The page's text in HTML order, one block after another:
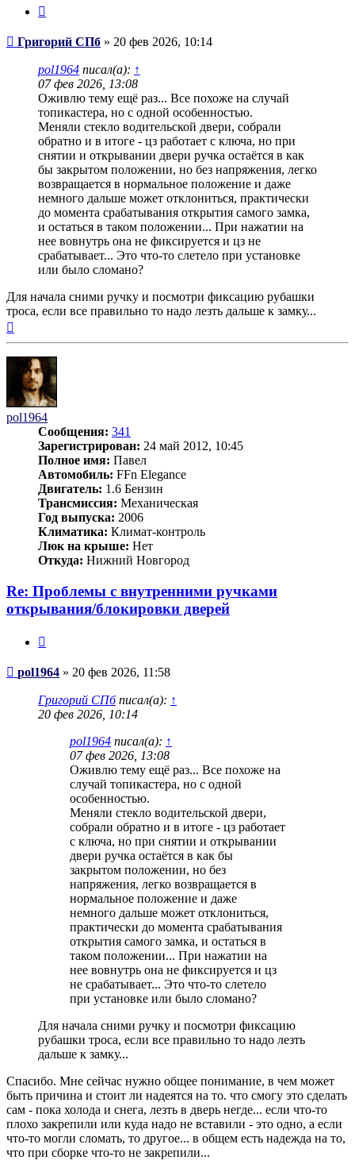
Сообщение
Григорий СПб » 20 фев 2026, 10:14
pol1964 писал(а): ↑
07 фев 2026, 13:08
Оживлю тему ещё раз... Все похоже на случай
топикастера, но с одной особенностью.
Меняли стекло водительской двери, собрали
обратно и в итоге - цз работает с ключа, но при
снятии и открывании двери ручка остаётся в как
бы закрытом положении, но без напряжения, легко
возвращается в нормальное положение и даже
немного дальше может отклониться, практически
до момента срабатывания открытия самого замка,
и остаться в таком положении... При нажатии на
нее вовнутрь она не фиксируется и цз не
срабатывает... Это что-то слетело при установке
или было сломано?
Для начала сними ручку и посмотри фиксацию рубашки
троса, если все правильно то надо лезть дальше к замку...
pol1964
Сообщения: 341
Зарегистрирован: 24 май 2012, 10:45
Полное имя: Павел
Автомобиль: FFn Elegance
Двигатель: 1.6 Бензин
Трансмиссия: Механическая
Год выпуска: 2006
Климатика: Климат-контроль
Люк на крыше: Нет
Откуда: Нижний Новгород
Re: Проблемы с внутренними ручками
открывания/блокировки дверей
Сообщение
pol1964 » 20 фев 2026, 11:58
Григорий СПбписал(а): ↑
20 фев 2026, 10:14
pol1964 писал(а): ↑
07 фев 2026, 13:08
Оживлю тему ещё раз... Все похоже на
случай топикастера, но с одной
особенностью.
Меняли стекло водительской двери,
собрали обратно и в итоге - цз работает
с ключа, но при снятии и открывании
двери ручка остаётся в как бы
закрытом положении, но без
напряжения, легко возвращается в
нормальное положение и даже
немного дальше может отклониться,
практически до момента срабатывания
открытия самого замка, и остаться в
таком положении... При нажатии на
нее вовнутрь она не фиксируется и цз
не срабатывает... Это что-то слетело
при установке или было сломано?
Для начала сними ручку и посмотри фиксацию
рубашки троса, если все правильно то надо лезть
дальше к замку...
Спасибо. Мне сейчас нужно общее понимание, в чем может
быть причина и стоит ли надеятся на то. что смогу это сделать
сам - пока холода и снега, лезть в дверь негде... если что-то
плохо закрепили или куда надо не вставили - это одно, а если
что-то могли сломать, то другое... в общем есть надежда на то,
что при сборке что-то не закрепили...